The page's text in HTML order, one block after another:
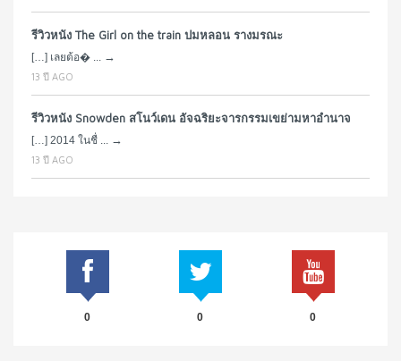
รีวิวหนัง The Girl on the train ปมหลอน รางมรณะ
[…] เลยต้อ� ... →
13 ปี AGO
รีวิวหนัง Snowden สโนว์เดน อัจฉริยะจารกรรมเขย่ามหาอำนาจ
[…] 2014 ในชื่ ... →
13 ปี AGO
0 0 0